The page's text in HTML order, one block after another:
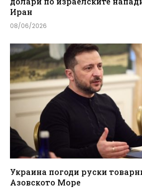
Иран
08/06/2026
Украина погоди руски
Азовското Море